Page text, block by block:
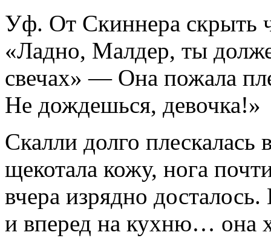
Уф. От Скиннера скрыть
«Ладно, Малдер, ты
свечах» — Она пожала
Не дождешься, девочка!»
Скалли долго плескалась
щекотала кожу, нога
вчера изрядно
и вперед на кухню… она